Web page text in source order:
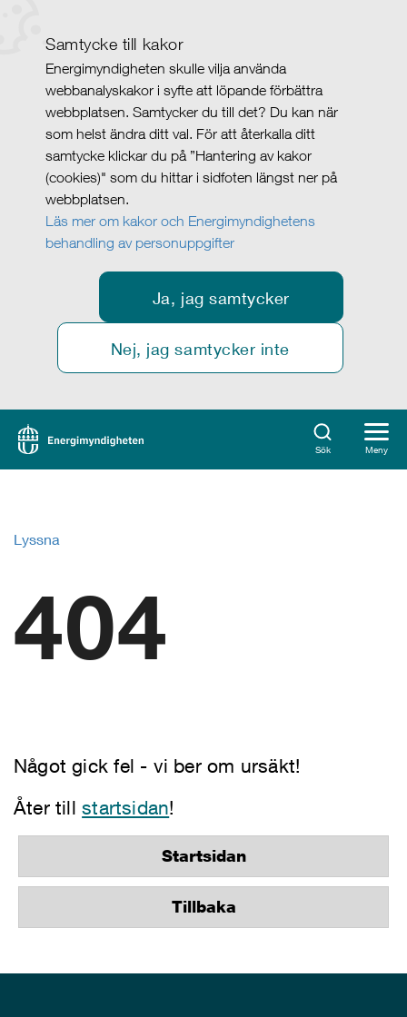
Samtycke till kakor
Energimyndigheten skulle vilja använda
webbanalyskakor i syfte att löpande förbättra
webbplatsen. Samtycker du till det? Du kan när
som helst ändra ditt val. För att återkalla ditt
samtycke klickar du på ”Hantering av kakor
(cookies)" som du hittar i sidfoten längst ner på
webbplatsen.
Läs mer om kakor och Energimyndighetens
behandling av personuppgifter
Ja, jag samtycker
Nej, jag samtycker inte
Sök Meny
Lyssna
404
Något gick fel - vi ber om ursäkt!
Åter tillstartsidan!
Startsidan
Tillbaka